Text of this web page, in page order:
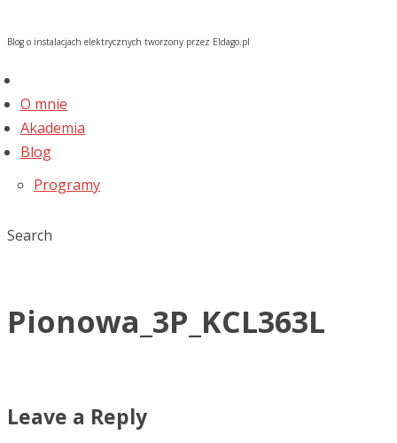
Blog o instalacjach elektrycznych tworzony przez Eldago.pl
O mnie
Akademia
Blog
Programy
Search
Pionowa_3P_KCL363L
Leave a Reply